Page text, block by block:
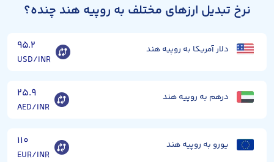
نرخ تبدیل ارزهای مختلف به روپیه هند چنده؟
دلار آمریکا به روپیه هند ۹۵.۲
USD/INR
درهم به روپیه هند ۲۵.۹
AED/INR
یورو به روپیه هند ۱۱۰
EUR/INR